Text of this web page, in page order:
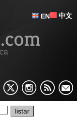
EN 中文